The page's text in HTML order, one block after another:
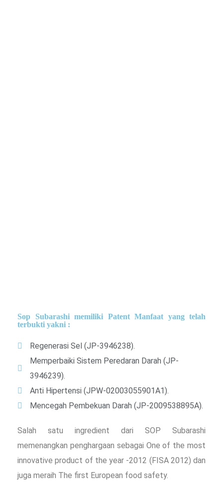
Sop Subarashi memiliki Patent Manfaat yang telah
terbukti yakni :
Regenerasi Sel (JP-3946238).
Memperbaiki Sistem Peredaran Darah (JP-
3946239).
Anti Hipertensi (JPW-02003055901A1).
Mencegah Pembekuan Darah (JP-2009538895A).
Salah satu ingredient dari SOP Subarashi
memenangkan penghargaan sebagai One of the most
innovative product of the year -2012 (FISA 2012) dan
juga meraih The first European food safety.